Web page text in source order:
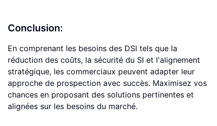
Conclusion:
En comprenant les besoins des DSI tels que la
réduction des coûts, la sécurité du SI et l'alignement
stratégique, les commerciaux peuvent adapter leur
approche de prospection avec succès. Maximisez vos
chances en proposant des solutions pertinentes et
alignées sur les besoins du marché.